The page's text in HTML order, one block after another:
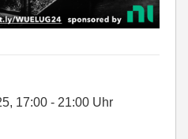
17:00 - 21:00 Uhr